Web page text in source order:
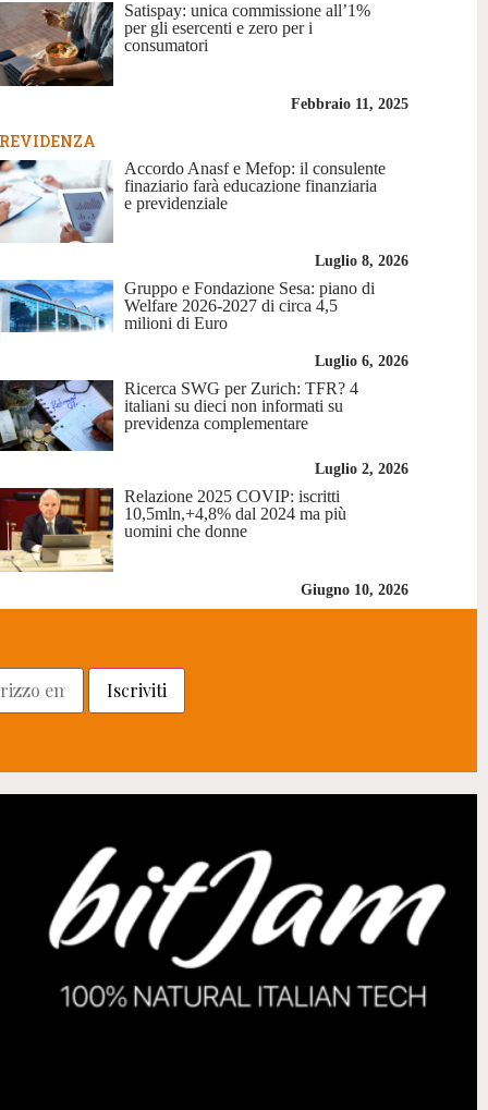
Satispay: unica commissione all’1%
per gli esercenti e zero per i
consumatori
Febbraio 11, 2025
Accordo Anasf e Mefop: il consulente
finaziario farà educazione finanziaria
e previdenziale
Luglio 8, 2026
Gruppo e Fondazione Sesa: piano di
Welfare 2026-2027 di circa 4,5
milioni di Euro
Luglio 6, 2026
Ricerca SWG per Zurich: TFR? 4
italiani su dieci non informati su
previdenza complementare
Luglio 2, 2026
Relazione 2025 COVIP: iscritti
10,5mln,+4,8% dal 2024 ma più
uomini che donne
Giugno 10, 2026